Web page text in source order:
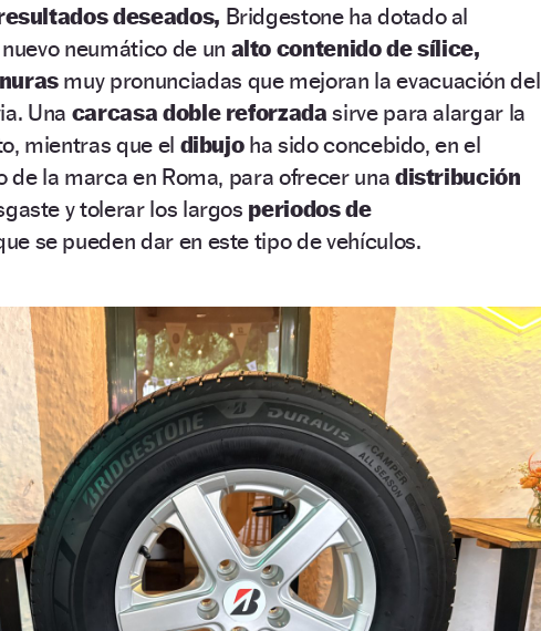
deseados, Bridgestone ha dotado al
neumático de un alto contenido de sílice,
muy pronunciadas que mejoran la evacuación del
Una carcasa doble reforzadasirve para alargar la
mientras que el dibujo ha sido concebido, en el
de la marca en Roma, para ofrecer una distribución
y tolerar los largos periodos de
se pueden dar en este tipo de vehículos.